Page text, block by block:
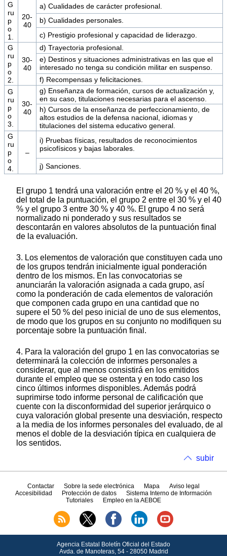
G
ru
p
o
1.
20-
40
a) Cualidades de carácter profesional.
b) Cualidades personales.
c) Prestigio profesional y capacidad de liderazgo.
G
ru
p
o
2.
30-
40
d) Trayectoria profesional.
e) Destinos y situaciones administrativas en las que el
interesado no tenga su condición militar en suspenso.
f) Recompensas y felicitaciones.
G
ru
p
o
3.
30-
40
g) Enseñanza de formación, cursos de actualización y,
en su caso, titulaciones necesarias para el ascenso.
h) Cursos de la enseñanza de perfeccionamiento, de
altos estudios de la defensa nacional, idiomas y
titulaciones del sistema educativo general.
G
ru
p
o
4.
–
i) Pruebas físicas, resultados de reconocimientos
psicofísicos y bajas laborales.
j) Sanciones.
El grupo 1 tendrá una valoración entre el 20 % y el 40 %,
del total de la puntuación, el grupo 2 entre el 30 % y el 40
% y el grupo 3 entre 30 % y 40 %. El grupo 4 no será
normalizado ni ponderado y sus resultados se
descontarán en valores absolutos de la puntuación final
de la evaluación.
3. Los elementos de valoración que constituyen cada uno
de los grupos tendrán inicialmente igual ponderación
dentro de los mismos. En las convocatorias se
anunciarán la valoración asignada a cada grupo, así
como la ponderación de cada elementos de valoración
que componen cada grupo en una cantidad que no
supere el 50 % del peso inicial de uno de sus elementos,
de modo que los grupos en su conjunto no modifiquen su
porcentaje sobre la puntuación final.
4. Para la valoración del grupo 1 en las convocatorias se
determinará la colección de informes personales a
considerar, que al menos consistirá en los emitidos
durante el empleo que se ostenta y en todo caso los
cinco últimos informes disponibles. Además podrá
suprimirse todo informe personal de calificación que
cuente con la disconformidad del superior jerárquico o
cuya valoración global presente una desviación, respecto
a la media de los informes personales del evaluado, de al
menos el doble de la desviación típica en cualquiera de
los sentidos.
subir
Contactar Sobre la sede electrónica Mapa
Aviso legal
Accesibilidad
Protección de datos
Sistema Interno de Información
Tutoriales
Empleo en la AEBOE
Agencia Estatal Boletín Oficial del Estado
Avda.de Manoteras, 54 - 28050 Madrid